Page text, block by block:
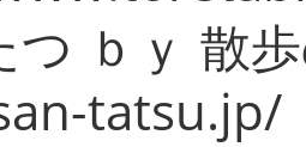
つ ｂｙ 散
tatsu.jp/